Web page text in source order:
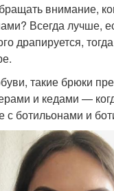
внимание,
Всегда лучше,
драпируется,
такие брюки
и кедами —
с ботильонами и